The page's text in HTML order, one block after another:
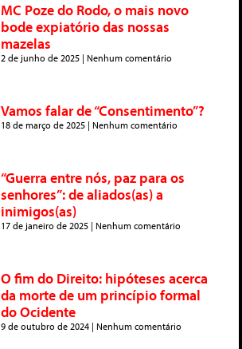
MC Poze do Rodo, o mais novo
bode expiatório das nossas
mazelas
2 de junho de 2025 Nenhum comentário
Vamos falar de “Consentimento”?
18 de março de 2025 Nenhum comentário
“Guerra entre nós, paz para os
senhores”: de aliados(as) a
inimigos(as)
17 de janeiro de 2025 Nenhum comentário
O fim do Direito: hipóteses acerca
da morte de um princípio formal
do Ocidente
9 de outubro de 2024 Nenhum comentário